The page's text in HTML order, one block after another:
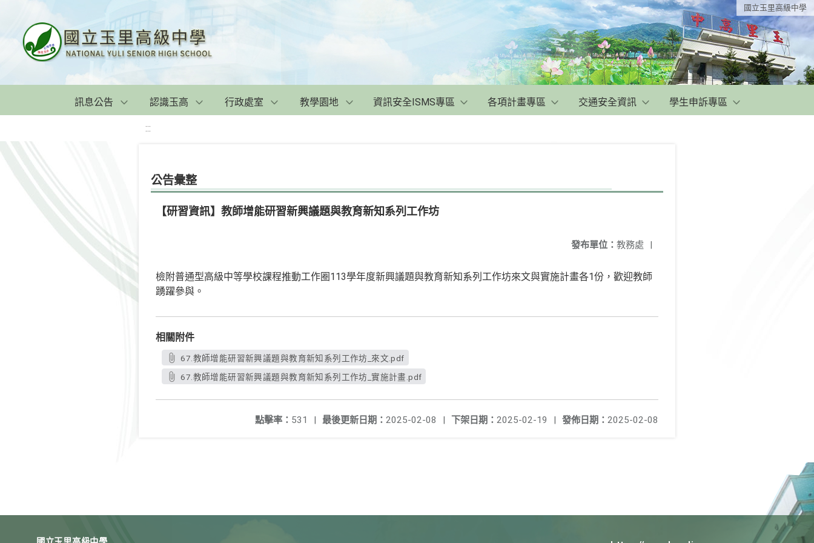
國立玉里高級中學
訊息公告 認識玉高 行政處室 教學園地 資訊安全ISMS專區 各項計畫專區 交通安全資訊 學生申訴專區
:::
公告彙整
【研習資訊】教師增能研習新興議題與教育新知系列工作坊
發布單位： 教務處 |
檢附普通型高級中等學校課程推動工作圈113學年度新興議題與教育新知系列工作坊來文與實施計畫各1份，歡迎教師
踴躍參與。
相關附件
67.教師增能研習新興議題與教育新知系列工作坊_來文.pdf
67.教師增能研習新興議題與教育新知系列工作坊_實施計畫.pdf
發佈日期： 2025-02-08
下架日期： 2025-02-19 |
最後更新日期： 2025-02-08 |
點擊率： 531 |